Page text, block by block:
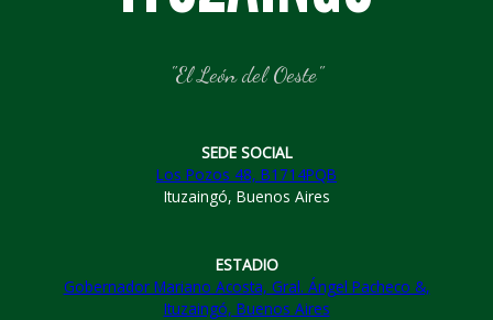
"El León del Oeste"
SEDE SOCIAL
Los Pozos 48, B1714PQB
Ituzaingó, Buenos Aires
ESTADIO
Gobernador Mariano Acosta, Gral. Ángel Pacheco &,
Ituzaingó, Buenos Aires